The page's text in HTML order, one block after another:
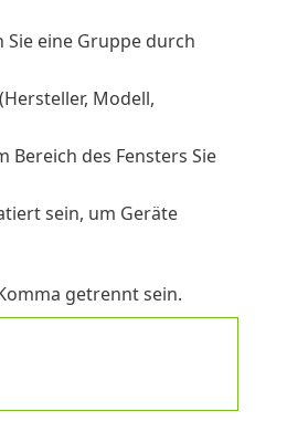
Sie eine Gruppe durch
Modell,
Bereich des Fensters Sie
sein, um Geräte
getrennt sein.